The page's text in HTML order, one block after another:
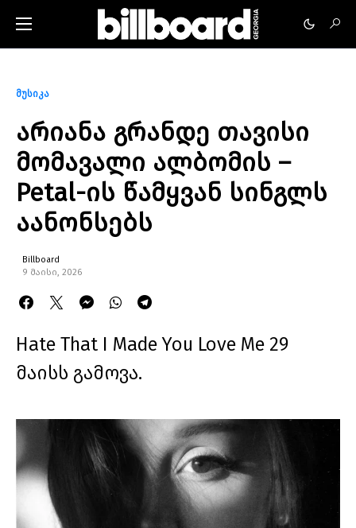
მუსიკა
არიანა გრანდე თავისი
მომავალი ალბომის –
Petal-ის წამყვან სინგლს
აანონსებს
Billboard
9 მაისი, 2026
Hate That I Made You Love Me 29
მაისს გამოვა.